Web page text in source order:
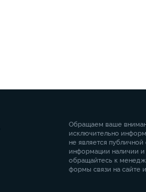
Обращаем ваше
исключительно
не является
информации наличии и
обращайтесь к
формы связи на сайте